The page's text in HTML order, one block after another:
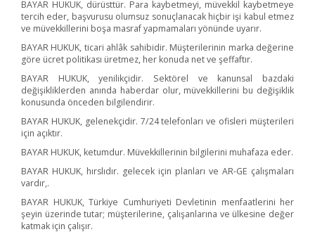
BAYAR HUKUK, dürüsttür. Para kaybetmeyi, müvekkil kaybetmeye
tercih eder, başvurusu olumsuz sonuçlanacak hiçbir işi kabul etmez
ve müvekkillerini boşa masraf yapmamaları yönünde uyarır.
BAYAR HUKUK, ticari ahlâk sahibidir. Müşterilerinin marka değerine
göre ücret politikası üretmez, her konuda net ve şeffaftır.
BAYAR HUKUK, yenilikçidir. Sektörel ve kanunsal bazdaki
değişikliklerden anında haberdar olur, müvekkillerini bu değişiklik
konusunda önceden bilgilendirir.
BAYAR HUKUK, gelenekçidir. 7/24 telefonları ve ofisleri müşterileri
için açıktır.
BAYAR HUKUK, ketumdur. Müvekkillerinin bilgilerini muhafaza eder.
BAYAR HUKUK, hırslıdır. gelecek için planları ve AR-GE çalışmaları
vardır,.
BAYAR HUKUK, Türkiye Cumhuriyeti Devletinin menfaatlerini her
şeyin üzerinde tutar; müşterilerine, çalışanlarına ve ülkesine değer
katmak için çalışır.